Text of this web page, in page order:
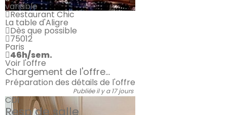
variable
Restaurant Chic
La table d'Aligre
Dès que possible
75012
Paris
46h/sem.
Voir l'offre
Chargement de l'offre...
Préparation des détails de l'offre
Publiée il y a 17 jours
CDI
Resp de salle